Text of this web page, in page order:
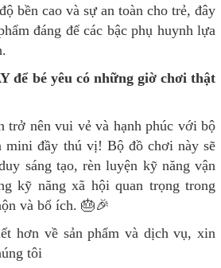
bền cao và sự an toàn cho trẻ, đây
đáng để các bậc phụ huynh lựa
để bé yêu có những giờ chơi thật
trở nên vui vẻ và hạnh phúc với bộ
mini đầy thú vị! Bộ đồ chơi này sẽ
sáng tạo, rèn luyện kỹ năng vận
kỹ năng xã hội quan trọng trong
và bổ ích. 🎂🎉
hơn về sản phẩm và dịch vụ, xin
tôi